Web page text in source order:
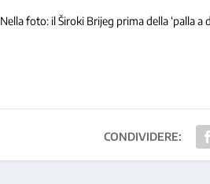
Nella foto: il Široki Brijeg prima della ‘palla a
CONDIVIDERE: